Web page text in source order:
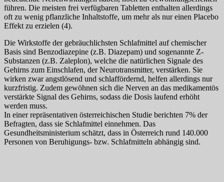
führen. Die meisten frei verfügbaren Tabletten enthalten allerdings
oft zu wenig pflanzliche Inhaltstoffe, um mehr als nur einen Placebo
Effekt zu erzielen (4).
Die Wirkstoffe der gebräuchlichsten Schlafmittel auf chemischer
Basis sind Benzodiazepine (z.B. Diazepam) und sogenannte Z-
Substanzen (z.B. Zaleplon), welche die natürlichen Signale des
Gehirns zum Einschlafen, der Neurotransmitter, verstärken. Sie
wirken zwar angstlösend und schlaffördernd, helfen allerdings nur
kurzfristig. Zudem gewöhnen sich die Nerven an das medikamentös
verstärkte Signal des Gehirns, sodass die Dosis laufend erhöht
werden muss.
In einer repräsentativen österreichischen Studie berichten 7% der
Befragten, dass sie Schlafmittel einnehmen. Das
Gesundheitsministerium schätzt, dass in Österreich rund 140.000
Personen von Beruhigungs- bzw. Schlafmitteln abhängig sind.